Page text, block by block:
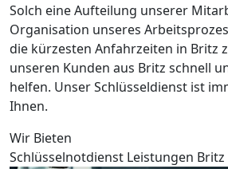
Solch eine Aufteilung unserer
Organisation unseres
die kürzesten Anfahrzeiten in Britz
unseren Kunden aus Britz schnell
helfen. Unser Schlüsseldienst ist
Ihnen.
Wir Bieten
Schlüsselnotdienst Leistungen Britz